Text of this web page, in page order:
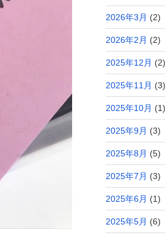
2026年3月 (2)
2026年2月 (2)
2025年12月 (2)
2025年11月 (3)
2025年10月 (1)
2025年9月 (3)
2025年8月 (5)
2025年7月 (3)
2025年6月 (1)
2025年5月 (6)